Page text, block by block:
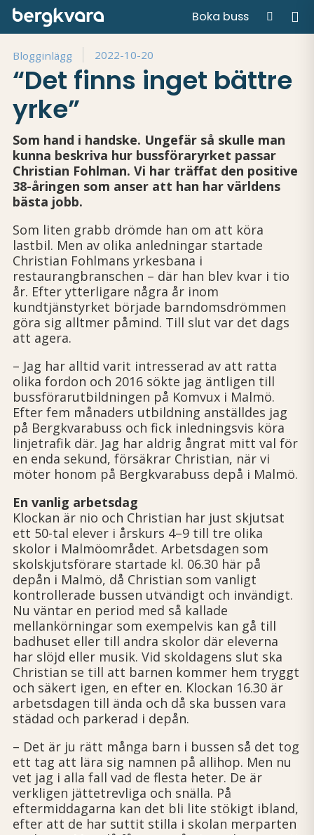
Boka buss
Hem/ Press / “Det finns inget bättre yrke”
Blogginlägg 2022-10-20
“Det finns inget bättre
yrke”
Som hand i handske. Ungefär så skulle man
kunna beskriva hur bussföraryrket passar
Christian Fohlman. Vi har träffat den positive
38-åringen som anser att han har världens
bästa jobb.
Som liten grabb drömde han om att köra
lastbil. Men av olika anledningar startade
Christian Fohlmans yrkesbana i
restaurangbranschen – där han blev kvar i tio
år. Efter ytterligare några år inom
kundtjänstyrket började barndomsdrömmen
göra sig alltmer påmind. Till slut var det dags
att agera.
– Jag har alltid varit intresserad av att ratta
olika fordon och 2016 sökte jag äntligen till
bussförarutbildningen på Komvux i Malmö.
Efter fem månaders utbildning anställdes jag
på Bergkvarabuss och fick inledningsvis köra
linjetrafik där. Jag har aldrig ångrat mitt val för
en enda sekund, försäkrar Christian, när vi
möter honom på Bergkvarabuss depå i Malmö.
En vanlig arbetsdag
Klockan är nio och Christian har just skjutsat
ett 50-tal elever i årskurs 4–9 till tre olika
skolor i Malmöområdet. Arbetsdagen som
skolskjutsförare startade kl. 06.30 här på
depån i Malmö, då Christian som vanligt
kontrollerade bussen utvändigt och invändigt.
Nu väntar en period med så kallade
mellankörningar som exempelvis kan gå till
badhuset eller till andra skolor där eleverna
har slöjd eller musik. Vid skoldagens slut ska
Christian se till att barnen kommer hem tryggt
och säkert igen, en efter en. Klockan 16.30 är
arbetsdagen till ända och då ska bussen vara
städad och parkerad i depån.
– Det är ju rätt många barn i bussen så det tog
ett tag att lära sig namnen på allihop. Men nu
vet jag i alla fall vad de flesta heter. De är
verkligen jättetrevliga och snälla. På
eftermiddagarna kan det bli lite stökigt ibland,
efter att de har suttit stilla i skolan merparten